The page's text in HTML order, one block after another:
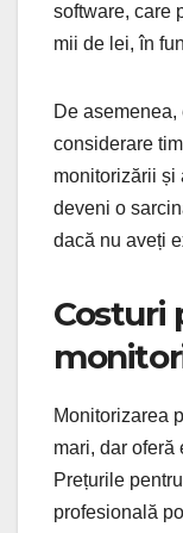
software, care
mii de lei, în
De
considerare
monitorizării și
deveni o
dacă nu aveți
Costuri
Monitorizarea
mari, dar oferă
Prețurile
profesională